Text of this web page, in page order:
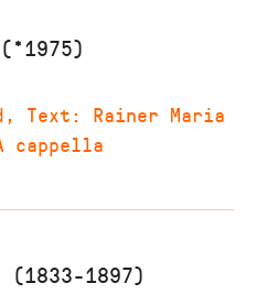
, Text: Rainer Maria
cappella
(1833-1897)